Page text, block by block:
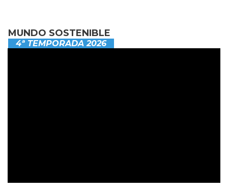
MUNDO SOSTENIBLE
4ª TEMPORADA 2026